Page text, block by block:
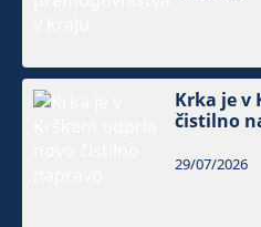
Krka je v
čistilno
29/07/2026